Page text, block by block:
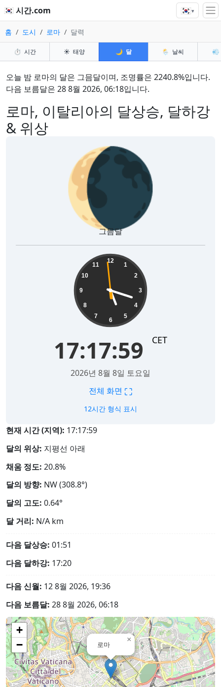
🇰🇷 시간.com 🇰🇷▾
홈 도시 로마 달력
⏱️ 시간 ☀️ 태양 🌙 달 🌦️ 날씨 💨
로마, 이탈리아의 달상승, 달하강
& 위상
오늘 밤 로마의 달은 그믐달이며, 조명률은 2240.8%입니다.
다음 보름달은 28 8월 2026, 06:18입니다.
🌘
그믐달
12
1
2
3
4
5
6
7
8
9
10
11
17:18:00 CET
2026년 8월 8일 토요일
전체 화면 ⛶
12시간 형식 표시
현재 시간 (지역): 17:18:00
달의 위상: 지평선 아래
채움 정도: 20.8%
달의 방향: NW (308.8°)
달의 고도: 0.64°
달 거리: N/A km
다음 달상승: 01:51
다음 달하강: 17:20
다음 신월: 12 8월 2026, 19:36
다음 보름달: 28 8월 2026, 06:18
로마
×
+
−